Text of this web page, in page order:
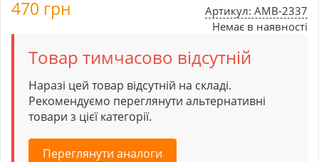
Артикул: AMB-2337
Немає в наявності
470 грн
Товар тимчасово відсутній
Наразі цей товар відсутній на складі.
Рекомендуємо переглянути альтернативні
товари з цієї категорії.
Переглянути аналоги